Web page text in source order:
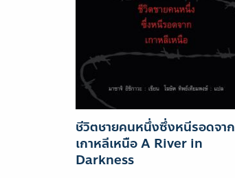
ชีวิตชายคนหนึ่งซึ่งหนีรอดจาก
เกาหลีเหนือ A River in
Darkness